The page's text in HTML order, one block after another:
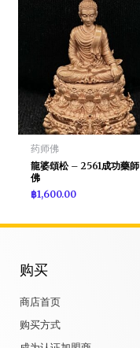
药师佛
龍婆頌松 – 2561成功藥師
佛
฿1,600.00
购买
商店首页
购买方式